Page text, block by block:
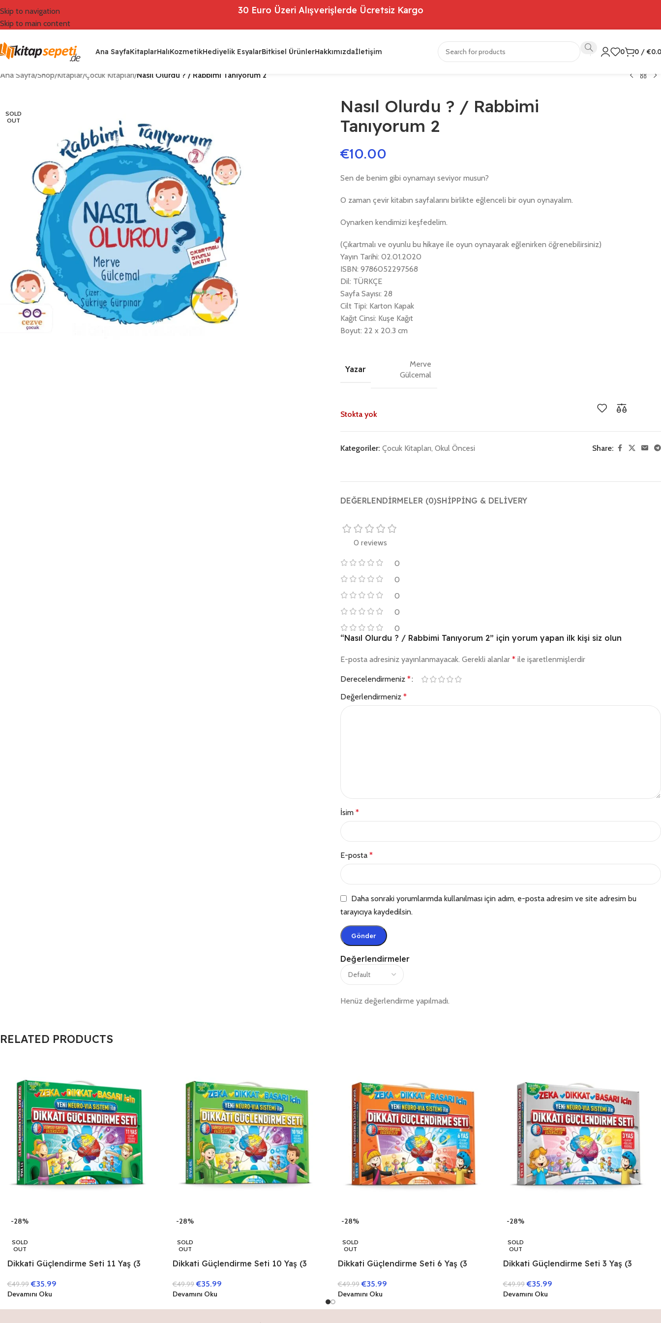
Skip to navigation
Skip to main content
30 Euro Üzeri Alışverişlerde Ücretsiz Kargo
Ana SayfaKitaplarHalıKozmetikHediyelik EsyalarBitkisel ÜrünlerHakkımızdaİletişim 0 0 / €
Ana Sayfa/Shop/Kitaplar/Çocuk Kitapları/Nasıl Olurdu ? / Rabbimi Tanıyorum 2
SOLD
OUT
Nasıl Olurdu ? / Rabbimi
Tanıyorum 2
€10.00
Sen de benim gibi oynamayı seviyor musun?
O zaman çevir kitabın sayfalarını birlikte eğlenceli bir oyun oynayalım.
Oynarken kendimizi keşfedelim.
(Çıkartmalı ve oyunlu bu hikaye ile oyun oynayarak eğlenirken öğrenebilirsiniz)
Yayın Tarihi: 02.01.2020
ISBN: 9786052297568
Dil: TÜRKÇE
Sayfa Sayısı: 28
Cilt Tipi: Karton Kapak
Kağıt Cinsi: Kuşe Kağıt
Boyut: 22 x 20.3 cm
Yazar
Merve
Gülcemal
Stokta yok
Kategoriler: Çocuk Kitapları, Okul Öncesi Share:
DEĞERLENDIRMELER (0)SHIPPING & DELIVERY
0 reviews
0
0
0
0
0
Değerlendirmeler
Henüz değerlendirme yapılmadı.
“Nasıl Olurdu ? / Rabbimi Tanıyorum 2” için yorum yapan ilk kişi siz olun
E-posta adresiniz yayınlanmayacak. Gerekli alanlar * ile işaretlenmişlerdir
Derecelendirmeniz *
Değerlendirmeniz *
İsim *
E-posta *
Daha sonraki yorumlarımda kullanılması için adım, e-posta adresim ve site adresim bu
tarayıcıya kaydedilsin.
RELATED PRODUCTS
-28%
SOLD
OUT
Dikkati Güçlendirme Seti 11 Yaş (3
€49.99 €35.99
Devamını Oku
-28%
SOLD
OUT
Dikkati Güçlendirme Seti 10 Yaş (3
€49.99 €35.99
Devamını Oku
-28%
SOLD
OUT
Dikkati Güçlendirme Seti 6 Yaş (3
€49.99 €35.99
Devamını Oku
-28%
SOLD
OUT
Dikkati Güçlendirme Seti 3 Yaş (3
€49.99 €35.99
Devamını Oku